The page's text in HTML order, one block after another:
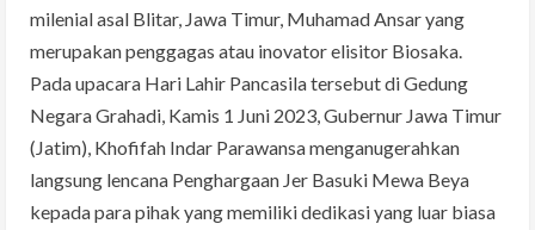
milenial asal Blitar, Jawa Timur, Muhamad Ansar yang
merupakan penggagas atau inovator elisitor Biosaka.
Pada upacara Hari Lahir Pancasila tersebut di Gedung
Negara Grahadi, Kamis 1 Juni 2023, Gubernur Jawa Timur
(Jatim), Khofifah Indar Parawansa menganugerahkan
langsung lencana Penghargaan Jer Basuki Mewa Beya
kepada para pihak yang memiliki dedikasi yang luar biasa